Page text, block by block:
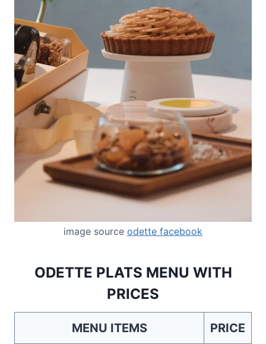
image source odette facebook
ODETTE PLATS MENU WITH
PRICES
MENU ITEMS PRICE